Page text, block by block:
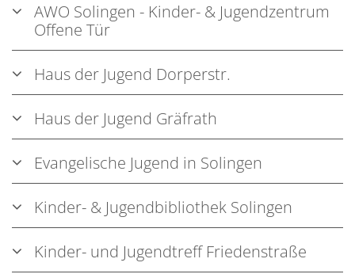
AWO Solingen - Kinder- & Jugendzentrum
Offene Tür
Haus der Jugend Dorperstr.
Haus der Jugend Gräfrath
Evangelische Jugend in Solingen
Kinder- & Jugendbibliothek Solingen
Kinder- und Jugendtreff Friedenstraße